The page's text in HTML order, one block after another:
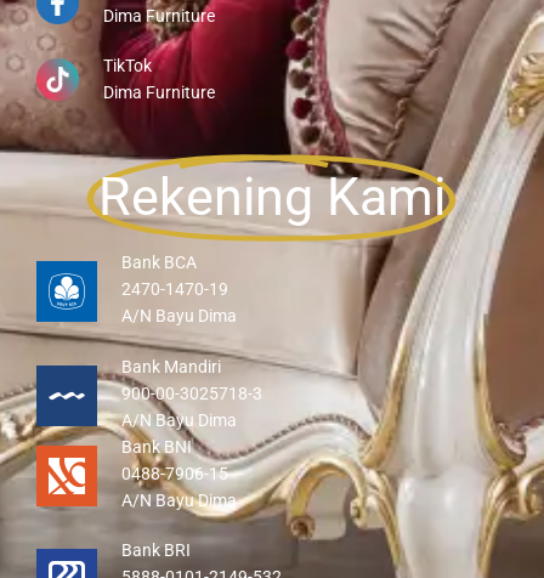
Dima Furniture
TikTok
Dima Furniture
Rekening Kami
Bank BCA
2470-1470-19
A/N Bayu Dima
Bank Mandiri
900-00-3025718-3
A/N Bayu Dima
Bank BNI
0488-7906-15
A/N Bayu Dima
Bank BRI